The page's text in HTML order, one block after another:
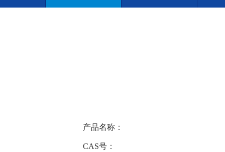
产品名称：
CAS号：